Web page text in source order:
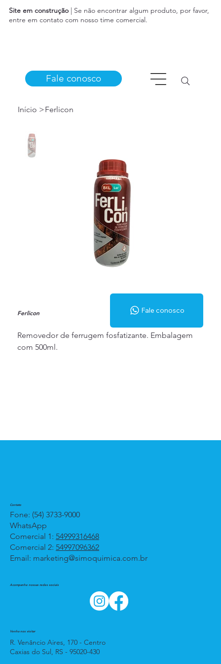
Fale conosco
Site em construção | Se não encontrar algum produto, por favor,
entre em contato com nosso time comercial.
Início >Ferlicon
Ferlicon
Removedor de ferrugem fosfatizante. Embalagem
com 500ml.
Fale conosco
Venha nos visitar
R. Venâncio Aires, 170 - Centro
Caxias do Sul, RS - 95020-430
Acompanhe nossas redes sociais
Contato
Fone: (54) 3733-9000
WhatsApp
Comercial 1: 54999316468
Comercial 2: 54997096362
Email: marketing@simoquimica.com.br